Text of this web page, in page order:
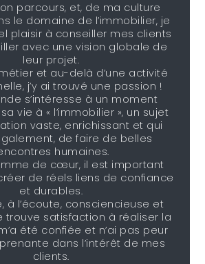
parcours, et, de ma culture
le domaine de l’immobilier, je
plaisir à conseiller mes clients
avec une vision globale de
leur projet.
et au-delà d’une activité
j’y ai trouvé une passion !
s’intéresse à un moment
vie à « l’immobilier », un sujet
vaste, enrichissant et qui
de faire de belles
humaines.
de cœur, il est important
de réels liens de confiance
et durables.
à l’écoute, consciencieuse et
trouve satisfaction à réaliser la
été confiée et n’ai pas peur
dans l’intérêt de mes
clients.